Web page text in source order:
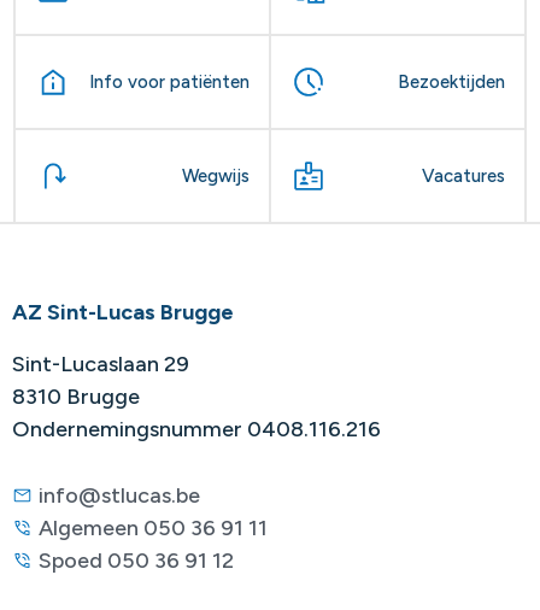
Info voor patiënten Bezoektijden
Wegwijs Vacatures
AZ Sint-Lucas Brugge
Sint-Lucaslaan 29
8310 Brugge
Ondernemingsnummer 0408.116.216
info@stlucas.be
Algemeen 050 36 91 11
Spoed 050 36 91 12